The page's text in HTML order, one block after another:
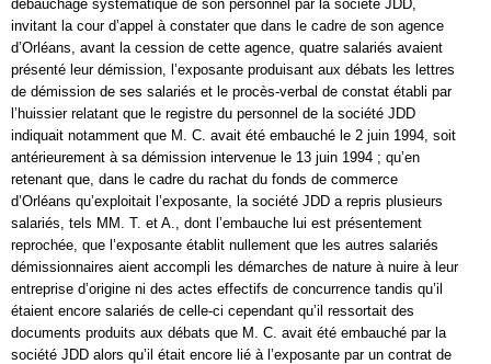
débauchage systématique de son personnel par la société JDD,
invitant la cour d’appel à constater que dans le cadre de son agence
d’Orléans, avant la cession de cette agence, quatre salariés avaient
présenté leur démission, l’exposante produisant aux débats les lettres
de démission de ses salariés et le procès-verbal de constat établi par
l’huissier relatant que le registre du personnel de la société JDD
indiquait notamment que M. C. avait été embauché le 2 juin 1994, soit
antérieurement à sa démission intervenue le 13 juin 1994 ; qu’en
retenant que, dans le cadre du rachat du fonds de commerce
d’Orléans qu’exploitait l’exposante, la société JDD a repris plusieurs
salariés, tels MM. T. et A., dont l’embauche lui est présentement
reprochée, que l’exposante établit nullement que les autres salariés
démissionnaires aient accompli les démarches de nature à nuire à leur
entreprise d’origine ni des actes effectifs de concurrence tandis qu’il
étaient encore salariés de celle-ci cependant qu’il ressortait des
documents produits aux débats que M. C. avait été embauché par la
société JDD alors qu’il était encore lié à l’exposante par un contrat de